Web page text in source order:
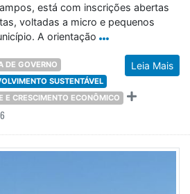
está com inscrições abertas
voltadas a micro e pequenos
A orientação
Leia Mais
DE GOVERNO
SUSTENTÁVEL
E CRESCIMENTO ECONÔMICO